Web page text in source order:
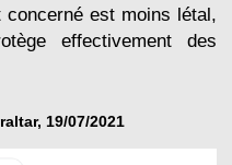
est moins létal,
effectivement des
19/07/2021